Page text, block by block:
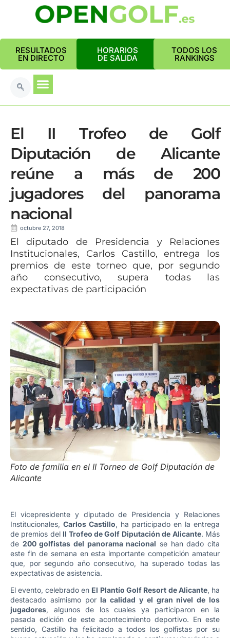
RESULTADOS
EN DIRECTO
HORARIOS
DE SALIDA
TODOS LOS
RANKINGS
El II Trofeo de Golf
Diputación de Alicante
reúne a más de 200
jugadores del panorama
nacional
octubre 27, 2018
El diputado de Presidencia y Relaciones
Institucionales, Carlos Castillo, entrega los
premios de este torneo que, por segundo
año consecutivo, supera todas las
expectativas de participación
Foto de familia en el II Torneo de Golf Diputación de
Alicante
El vicepresidente y diputado de Presidencia y Relaciones
Institucionales, Carlos Castillo, ha participado en la entrega
de premios del II Trofeo de Golf Diputación de Alicante. Más
de 200 golfistas del panorama nacional se han dado cita
este fin de semana en esta importante competición amateur
que, por segundo año consecutivo, ha superado todas las
expectativas de asistencia.
El evento, celebrado en El Plantío Golf Resort de Alicante, ha
destacado asimismo por la calidad y el gran nivel de los
jugadores, algunos de los cuales ya participaron en la
pasada edición de este acontecimiento deportivo. En este
sentido, Castillo ha felicitado a todos los golfistas por su